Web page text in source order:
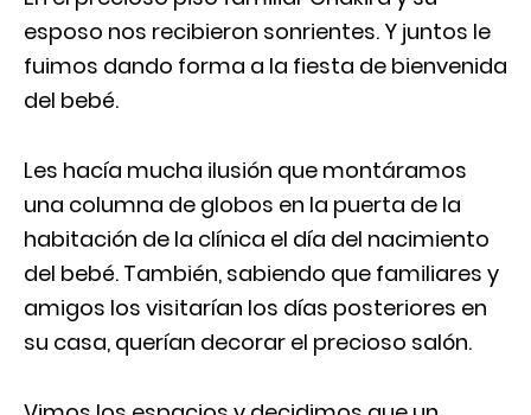
esposo nos recibieron sonrientes. Y juntos le
fuimos dando forma a la fiesta de bienvenida
del bebé.
Les hacía mucha ilusión que montáramos
una columna de globos en la puerta de la
habitación de la clínica el día del nacimiento
del bebé. También, sabiendo que familiares y
amigos los visitarían los días posteriores en
su casa, querían decorar el precioso salón.